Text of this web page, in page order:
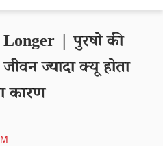
| पुरषो की
ज्यादा क्यू होता
कारण